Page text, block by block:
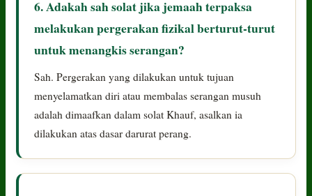
6. Adakah sah solat jika jemaah terpaksa
melakukan pergerakan fizikal berturut-turut
untuk menangkis serangan?
Sah. Pergerakan yang dilakukan untuk tujuan
menyelamatkan diri atau membalas serangan musuh
adalah dimaafkan dalam solat Khauf, asalkan ia
dilakukan atas dasar darurat perang.